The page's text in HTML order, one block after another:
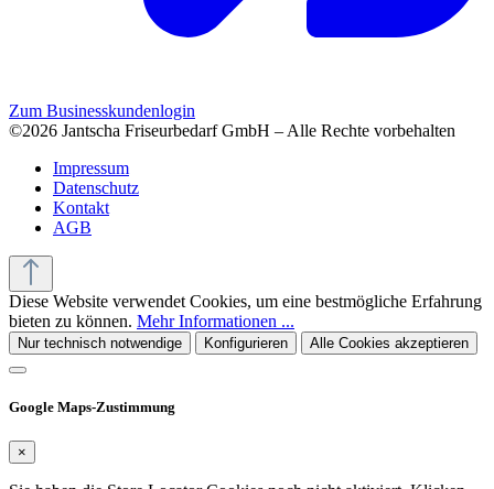
Zum Businesskundenlogin
©2026 Jantscha Friseurbedarf GmbH – Alle Rechte vorbehalten
Impressum
Datenschutz
Kontakt
AGB
Diese Website verwendet Cookies, um eine bestmögliche Erfahrung
bieten zu können. Mehr Informationen ...
Nur technisch notwendige Konfigurieren Alle Cookies akzeptieren
Google Maps-Zustimmung
×